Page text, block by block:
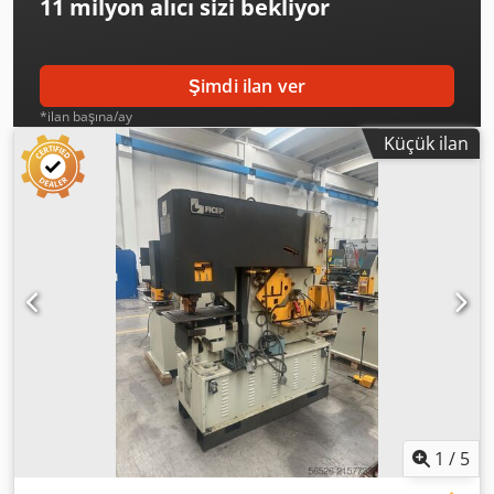
11 milyon alıcı sizi bekliyor
Şimdi ilan ver
*ilan başına/ay
Küçük ilan
1 / 5